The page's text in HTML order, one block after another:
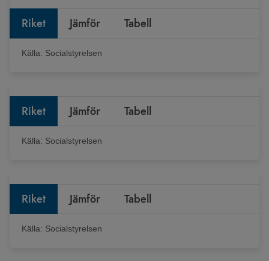
Riket Jämför Tabell
Källa: Socialstyrelsen
Riket Jämför Tabell
Källa: Socialstyrelsen
Riket Jämför Tabell
Källa: Socialstyrelsen